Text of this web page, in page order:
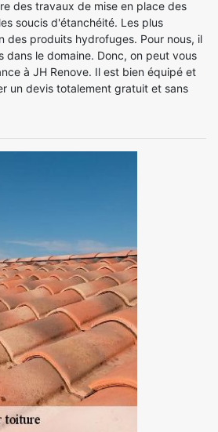
des travaux de mise en place des
soucis d'étanchéité. Les plus
des produits hydrofuges. Pour nous, il
le domaine. Donc, on peut vous
à JH Renove. Il est bien équipé et
un devis totalement gratuit et sans